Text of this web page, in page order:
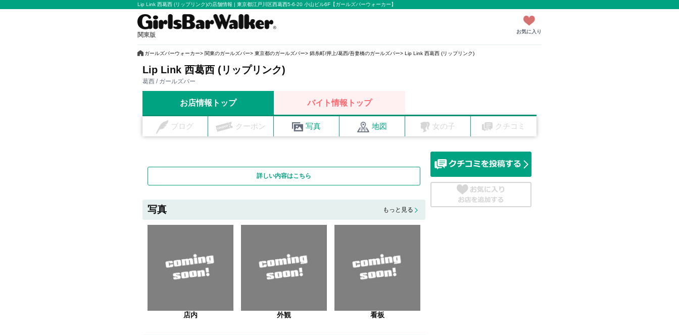
Lip Link 西葛西 (リップリンク)の店舗情報 | 東京都江戸川区西葛西5-6-20 小山ビル6F【ガールズバーウォーカー】
関東版 お気に入り
ガールズバーウォーカー 関東のガールズバー 東京都のガールズバー 錦糸町/押上/葛西/吾妻橋のガールズバー Lip Link 西葛西 (リップリンク)
Lip Link 西葛西 (リップリンク)
葛西 / ガールズバー
お店情報トップ バイト情報トップ
ブログ クーポン 写真 地図 女の子 クチコミ
詳しい内容はこちら
写真 もっと見る
店内 外観 看板